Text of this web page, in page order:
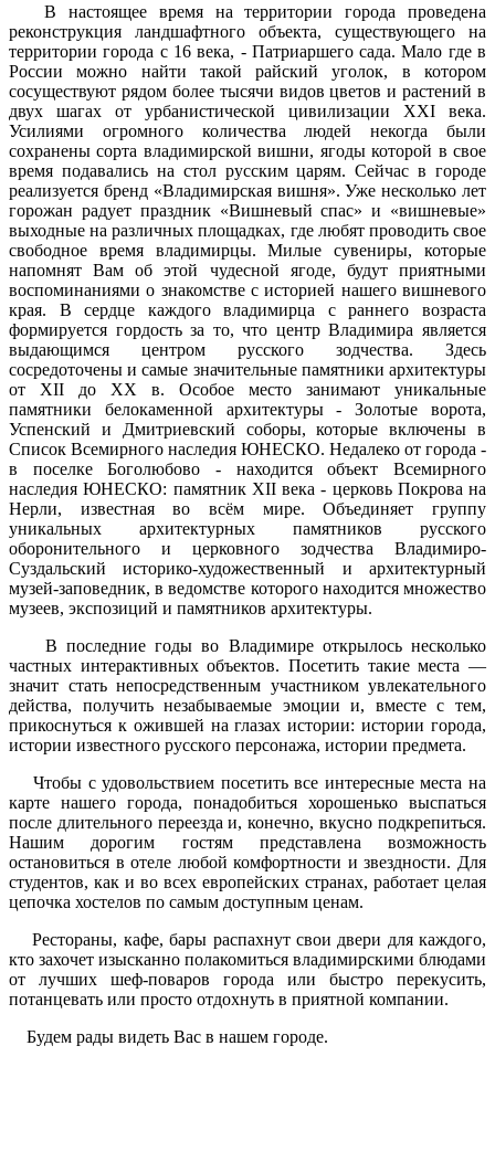
В настоящее время на территории города проведена
реконструкция ландшафтного объекта, существующего на
территории города с 16 века, - Патриаршего сада. Мало где в
России можно найти такой райский уголок, в котором
сосуществуют рядом более тысячи видов цветов и растений в
двух шагах от урбанистической цивилизации XXI века.
Усилиями огромного количества людей некогда были
сохранены сорта владимирской вишни, ягоды которой в свое
время подавались на стол русским царям. Сейчас в городе
реализуется бренд «Владимирская вишня». Уже несколько лет
горожан радует праздник «Вишневый спас» и «вишневые»
выходные на различных площадках, где любят проводить свое
свободное время владимирцы. Милые сувениры, которые
напомнят Вам об этой чудесной ягоде, будут приятными
воспоминаниями о знакомстве с историей нашего вишневого
края. В сердце каждого владимирца с раннего возраста
формируется гордость за то, что центр Владимира является
выдающимся центром русского зодчества. Здесь
сосредоточены и самые значительные памятники архитектуры
от XII до XX в. Особое место занимают уникальные
памятники белокаменной архитектуры - Золотые ворота,
Успенский и Дмитриевский соборы, которые включены в
Список Всемирного наследия ЮНЕСКО. Недалеко от города -
в поселке Боголюбово - находится объект Всемирного
наследия ЮНЕСКО: памятник XII века - церковь Покрова на
Нерли, известная во всём мире. Объединяет группу
уникальных архитектурных памятников русского
оборонительного и церковного зодчества Владимиро-
Суздальский историко-художественный и архитектурный
музей-заповедник, в ведомстве которого находится множество
музеев, экспозиций и памятников архитектуры.
В последние годы во Владимире открылось несколько
частных интерактивных объектов. Посетить такие места —
значит стать непосредственным участником увлекательного
действа, получить незабываемые эмоции и, вместе с тем,
прикоснуться к ожившей на глазах истории: истории города,
истории известного русского персонажа, истории предмета.
Чтобы с удовольствием посетить все интересные места на
карте нашего города, понадобиться хорошенько выспаться
после длительного переезда и, конечно, вкусно подкрепиться.
Нашим дорогим гостям представлена возможность
остановиться в отеле любой комфортности и звездности. Для
студентов, как и во всех европейских странах, работает целая
цепочка хостелов по самым доступным ценам.
Рестораны, кафе, бары распахнут свои двери для каждого,
кто захочет изысканно полакомиться владимирскими блюдами
от лучших шеф-поваров города или быстро перекусить,
потанцевать или просто отдохнуть в приятной компании.
Будем рады видеть Вас в нашем городе.